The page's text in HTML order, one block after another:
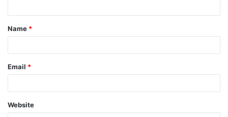
Name *
Email *
Website